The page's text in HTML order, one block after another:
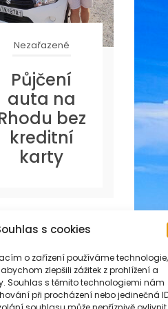
s cookies
o zařízení používáme technologie,
zlepšili zážitek z prohlížení a
Souhlas s těmito technologiemi nám
při procházení nebo jedinečná
Nezařazené
Půjčení
auta na
bez
kreditní
karty
post